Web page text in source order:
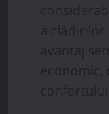
a
avantaj
economic,
confortului